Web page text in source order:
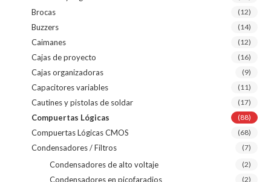
Brocas (12)
Buzzers (14)
Caimanes (12)
Cajas de proyecto (16)
Cajas organizadoras (9)
Capacitores variables (11)
Cautines y pistolas de soldar (17)
Compuertas Lógicas (88)
Compuertas Lógicas CMOS (68)
Condensadores / Filtros (7)
Condensadores de alto voltaje (2)
Condensadores en picofaradios (2)